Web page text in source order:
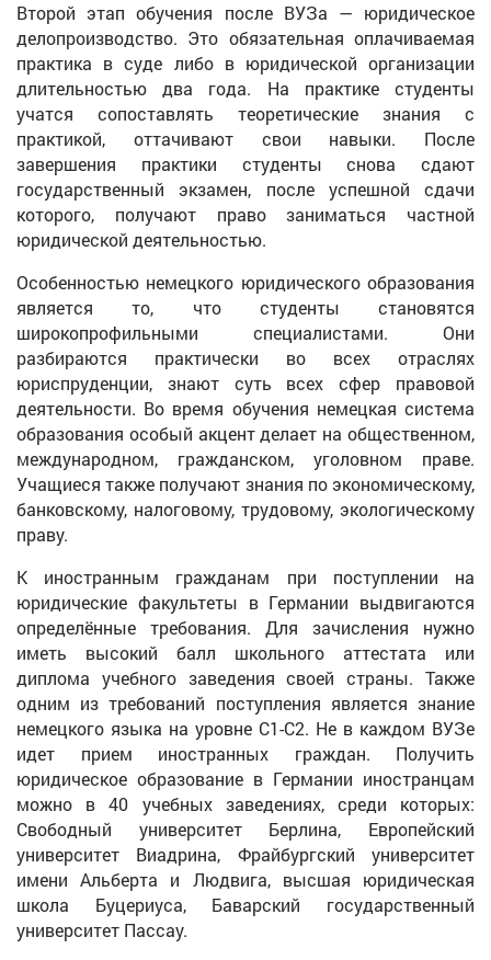
Второй этап обучения после ВУЗа — юридическое
делопроизводство. Это обязательная оплачиваемая
практика в суде либо в юридической организации
длительностью два года. На практике студенты
учатся сопоставлять теоретические знания с
практикой, оттачивают свои навыки. После
завершения практики студенты снова сдают
государственный экзамен, после успешной сдачи
которого, получают право заниматься частной
юридической деятельностью.
Особенностью немецкого юридического образования
является то, что студенты становятся
широкопрофильными специалистами. Они
разбираются практически во всех отраслях
юриспруденции, знают суть всех сфер правовой
деятельности. Во время обучения немецкая система
образования особый акцент делает на общественном,
международном, гражданском, уголовном праве.
Учащиеся также получают знания по экономическому,
банковскому, налоговому, трудовому, экологическому
праву.
К иностранным гражданам при поступлении на
юридические факультеты в Германии выдвигаются
определённые требования. Для зачисления нужно
иметь высокий балл школьного аттестата или
диплома учебного заведения своей страны. Также
одним из требований поступления является знание
немецкого языка на уровне С1-С2. Не в каждом ВУЗе
идет прием иностранных граждан. Получить
юридическое образование в Германии иностранцам
можно в 40 учебных заведениях, среди которых:
Свободный университет Берлина, Европейский
университет Виадрина, Фрайбургский университет
имени Альберта и Людвига, высшая юридическая
школа Буцериуса, Баварский государственный
университет Пассау.